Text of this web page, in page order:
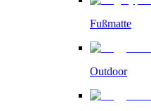
Fußmatte
Outdoor